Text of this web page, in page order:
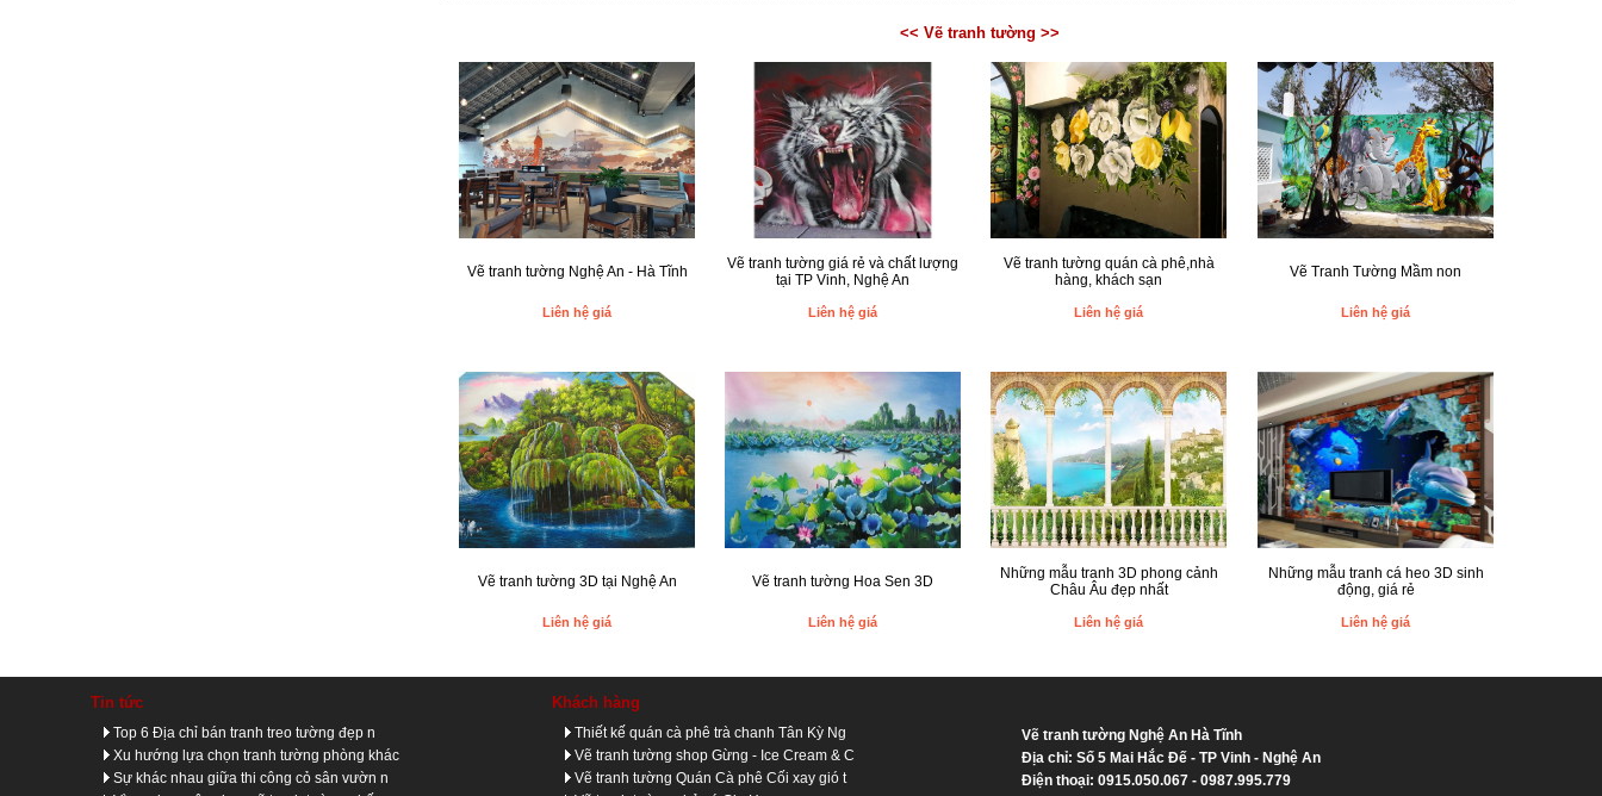
<< Vẽ tranh tường >>
Vẽ tranh tường Nghệ An - Hà Tĩnh
Liên hệ giá
Vẽ tranh tường giá rẻ và chất lượng
tại TP Vinh, Nghệ An
Liên hệ giá
Vẽ tranh tường quán cà phê,nhà
hàng, khách sạn
Liên hệ giá
Vẽ Tranh Tường Mầm non
Liên hệ giá
Vẽ tranh tường 3D tại Nghệ An
Liên hệ giá
Vẽ tranh tường Hoa Sen 3D
Liên hệ giá
Những mẫu tranh 3D phong cảnh
Châu Âu đẹp nhất
Liên hệ giá
Những mẫu tranh cá heo 3D sinh
động, giá rẻ
Liên hệ giá
Tin tức
Top 6 Địa chỉ bán tranh treo tường đẹp n
Xu hướng lựa chọn tranh tường phòng khác
Sự khác nhau giữa thi công cỏ sân vườn n
Khách hàng
Thiết kế quán cà phê trà chanh Tân Kỳ Ng
Vẽ tranh tường shop Gừng - Ice Cream & C
Vẽ tranh tường Quán Cà phê Cối xay gió t
Vẽ tranh tường Nghệ An Hà Tĩnh
Địa chỉ: Số 5 Mai Hắc Đế - TP Vinh - Nghệ An
Điện thoại: 0915.050.067 - 0987.995.779